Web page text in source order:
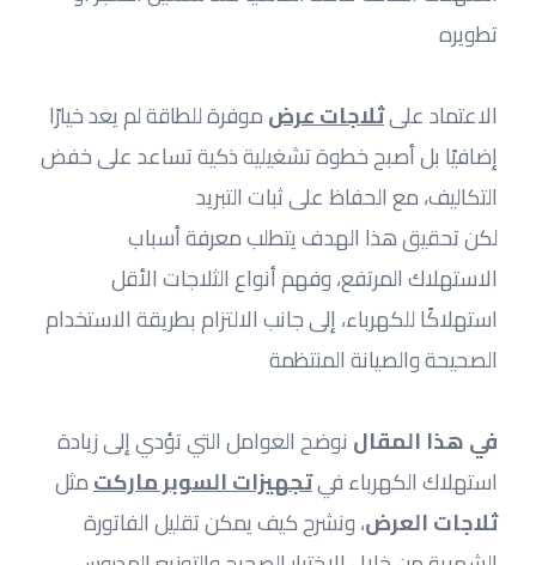
تطويره
الاعتماد علىثلاجات عرض
التكاليف، مع الحفاظ على ثبات التبريد
الصحيحة والصيانة المنتظمة
في هذا المقال
استهلاك الكهرباء في تجهيزات السوبر ماركت مثل
ثلاجات العرض